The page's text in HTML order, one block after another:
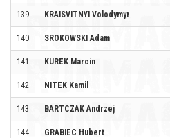
139 KRAISVITNYI Volodymyr
140 SROKOWSKI Adam
141 KUREK Marcin
142 NITEK Kamil
143 BARTCZAK Andrzej
144 GRABIEC Hubert